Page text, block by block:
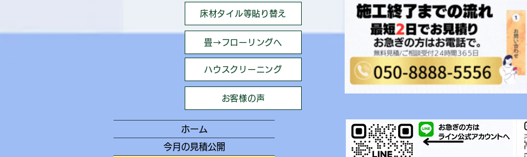
床材タイル等貼り替え
畳→フローリングへ
ハウスクリーニング
お客様の声
ホーム
今月の見積公開